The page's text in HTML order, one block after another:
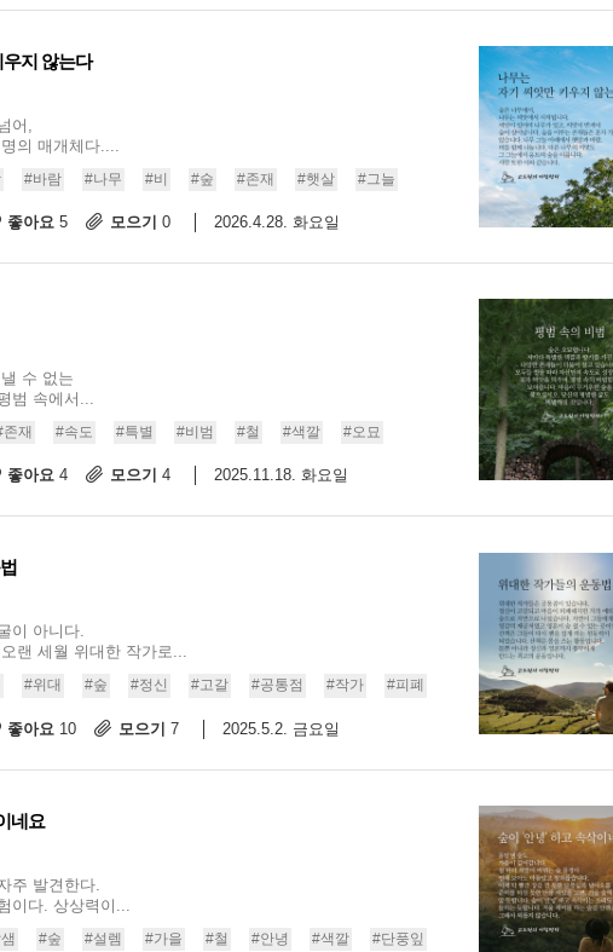
지 않는다
어,
의 매개체다....
#바람 #나무 #비 #숲 #존재 #햇살 #그늘
좋아요 5 모으기 0 2026.4.28. 화요일
수 없는
범 속에서...
존재 #속도 #특별 #비범 #철 #색깔 #오묘
좋아요 4 모으기 4 2025.11.18. 화요일
이 아니다.
랜 세월 위대한 작가로...
#위대 #숲 #정신 #고갈 #공통점 #작가 #피폐
좋아요 10 모으기 7 2025.5.2. 금요일
네요
주 발견한다.
이다. 상상력이...
#숲 #설렘 #가을 #철 #안녕 #색깔 #단풍잎